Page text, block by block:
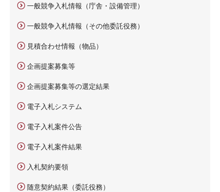
一般競争入札情報（庁舎・設備管理）
一般競争入札情報（その他委託役務）
見積合わせ情報（物品）
企画提案募集等
企画提案募集等の選定結果
電子入札システム
電子入札案件公告
電子入札案件結果
入札契約要領
随意契約結果（委託役務）